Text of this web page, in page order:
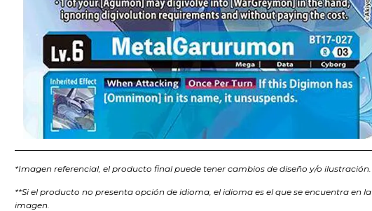
*Imagen referencial, el producto final puede tener cambios de diseño y/o ilustración.
**Si el producto no presenta opción de idioma, el idioma es el que se encuentra en la
imagen.